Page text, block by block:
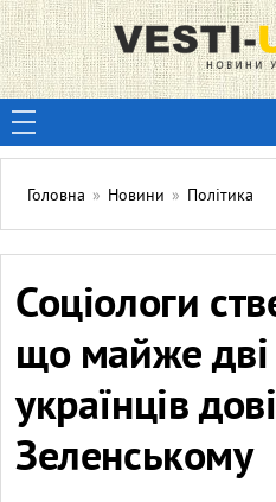
Головна » Новини » Політика
Соціологи
що майже дві
українців
Зеленському